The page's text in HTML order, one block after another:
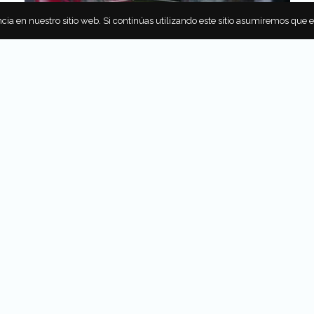
en nuestro sitio web. Si continúas utilizando este sitio asumiremos que